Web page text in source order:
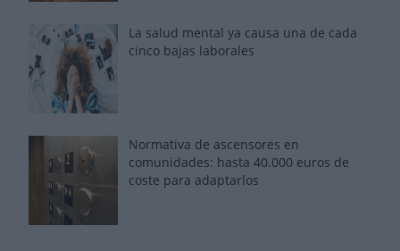
La salud mental ya causa una de cada
cinco bajas laborales
Normativa de ascensores en
comunidades: hasta 40.000 euros de
coste para adaptarlos